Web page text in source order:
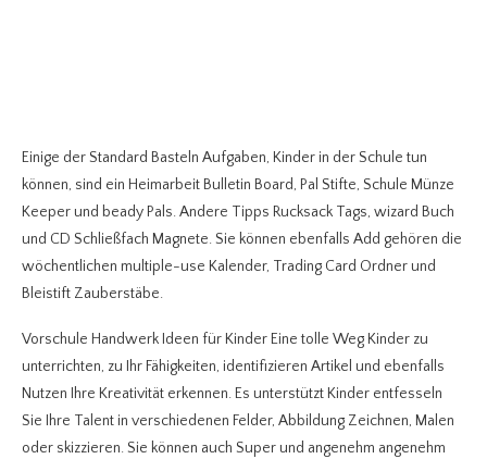
Einige der Standard Basteln Aufgaben, Kinder in der Schule tun
können, sind ein Heimarbeit Bulletin Board, Pal Stifte, Schule Münze
Keeper und beady Pals. Andere Tipps Rucksack Tags, wizard Buch
und CD Schließfach Magnete. Sie können ebenfalls Add gehören die
wöchentlichen multiple-use Kalender, Trading Card Ordner und
Bleistift Zauberstäbe.
Vorschule Handwerk Ideen für Kinder Eine tolle Weg Kinder zu
unterrichten, zu Ihr Fähigkeiten, identifizieren Artikel und ebenfalls
Nutzen Ihre Kreativität erkennen. Es unterstützt Kinder entfesseln
Sie Ihre Talent in verschiedenen Felder, Abbildung Zeichnen, Malen
oder skizzieren. Sie können auch Super und angenehm angenehm